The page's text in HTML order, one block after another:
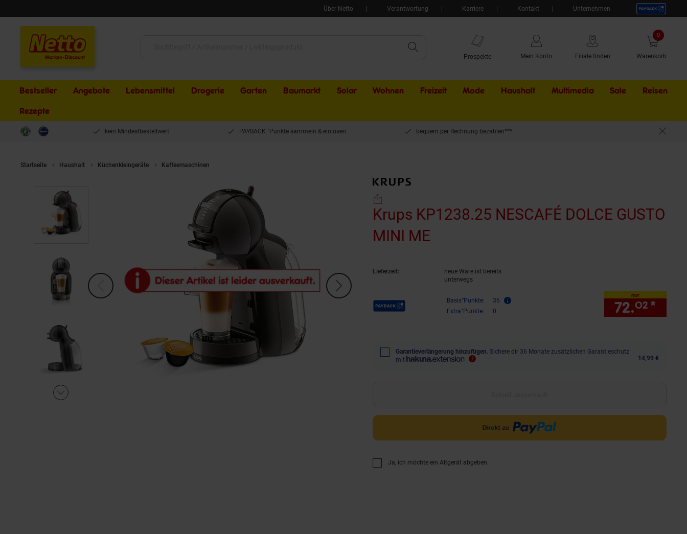
Über Netto Verantwortung Karriere Kontakt Unternehmen
Prospekte Mein Konto Filiale finden Warenkorb
0 Artikel
Bestseller Angebote Lebensmittel Drogerie Garten Baumarkt Solar Wohnen Freizeit Mode Haushalt Multimedia Sale Externer
Reisen
Rezepte
kein Mindestbestellwert PAYBACK °Punkte sammeln & einlösen bequem per Rechnung bezahlen***
Startseite Haushalt Küchenkleingeräte Kaffeemaschinen
Krups KP1238.25 NESCAFÉ DOLCE GUSTO
MINI ME
Lieferzeit:
neue Ware ist bereits
unterwegs
Payback Punkte Basis°Punkte:
36
Extra°Punkte:
0
nur
72.02 *
Garantieverlängerung hinzufügen. Sichere dir 36 Monate zusätzlichen Garantieschutz
mit
14,99 €
Ja, ich möchte ein Altgerät abgeben.